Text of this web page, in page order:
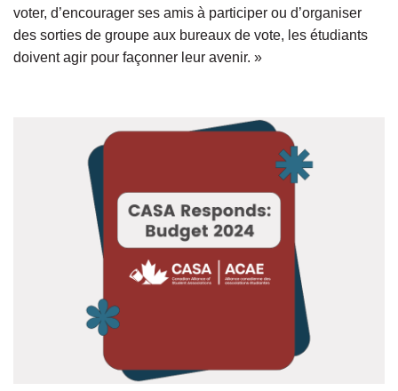
voter, d’encourager ses amis à participer ou d’organiser
des sorties de groupe aux bureaux de vote, les étudiants
doivent agir pour façonner leur avenir. »